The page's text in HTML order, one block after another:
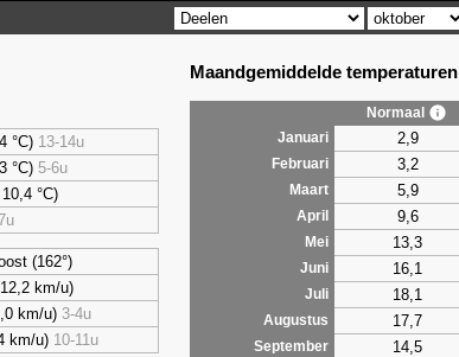
°C) 13-14u
°C) 5-6u
°C)
(162°)
km/u)
km/u) 3-4u
km/u) 10-11u
Maandgemiddelde temperaturen
Normaal
Januari
2,9
Februari 3,2
Maart 5,9
April 9,6
Mei 13,3
Juni 16,1
Juli 18,1
Augustus 17,7
September 14,5